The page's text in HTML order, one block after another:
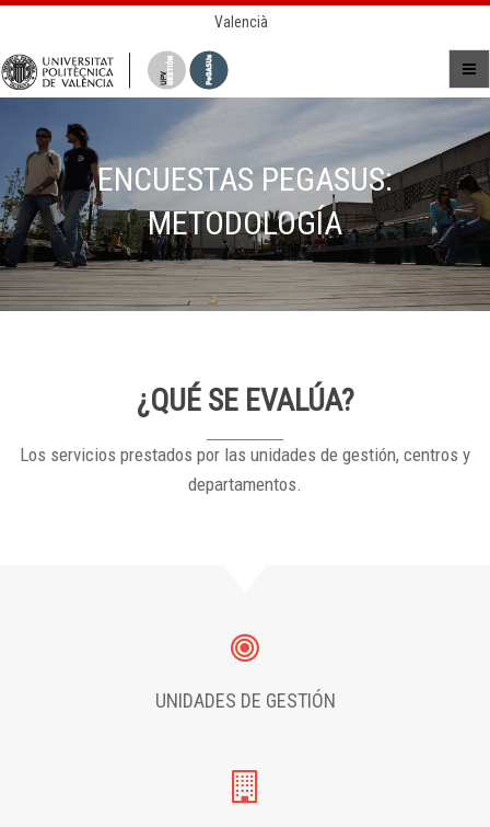
Valencià
ENCUESTAS PEGASUS:
METODOLOGÍA
¿QUÉ SE EVALÚA?
Los servicios prestados por las unidades de gestión, centros y
departamentos.
UNIDADES DE GESTIÓN